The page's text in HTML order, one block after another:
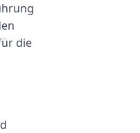
die